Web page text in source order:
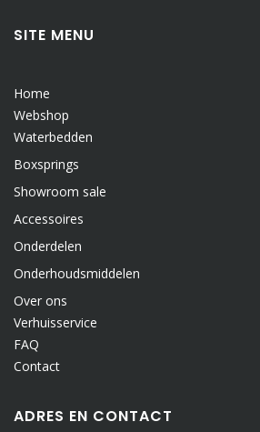
SITE MENU
Home
Webshop
Waterbedden
Boxsprings
Showroom sale
Accessoires
Onderdelen
Onderhoudsmiddelen
Over ons
Verhuisservice
FAQ
Contact
ADRES EN CONTACT